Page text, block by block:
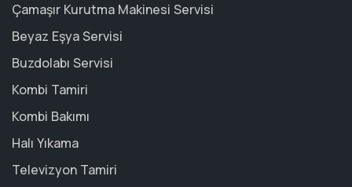
Çamaşır Kurutma Makinesi Servisi
Beyaz Eşya Servisi
Buzdolabı Servisi
Kombi Tamiri
Kombi Bakımı
Halı Yıkama
Televizyon Tamiri